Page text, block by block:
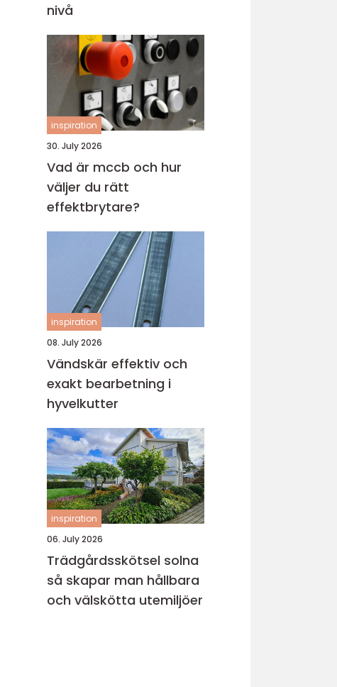
nivå
inspiration
30. July 2026
Vad är mccb och hur
väljer du rätt
effektbrytare?
inspiration
08. July 2026
Vändskär effektiv och
exakt bearbetning i
hyvelkutter
inspiration
06. July 2026
Trädgårdsskötsel solna
så skapar man hållbara
och välskötta utemiljöer